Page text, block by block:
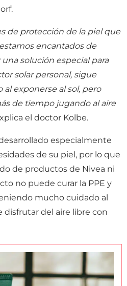
de protección de la piel que
encantados de
solución especial para
solar personal, sigue
exponerse al sol, pero
de tiempo jugando al aire
el doctor Kolbe.
especialmente
de su piel, por lo que
de productos de Nivea ni
no puede curar la PPE y
mucho cuidado al
disfrutar del aire libre con